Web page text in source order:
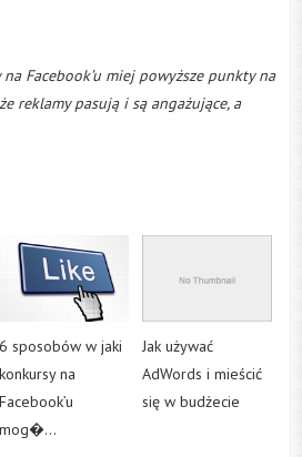
na Facebook’u miej powyższe punkty na
reklamy pasują i są angażujące, a
6 sposobów w jaki
konkursy na
Facebook’u
mog�...
Jak używać
AdWords i mieścić
się w budżecie